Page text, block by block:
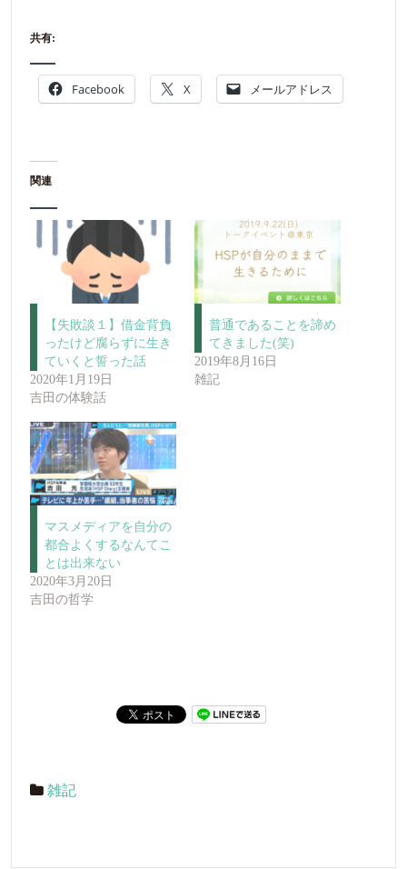
共有:
Facebook X メールアドレス
関連
【失敗談１】借金背負
ったけど腐らずに生き
ていくと誓った話
2020年1月19日
吉田の体験話
普通であることを諦め
てきました(笑)
2019年8月16日
雑記
マスメディアを自分の
都合よくするなんてこ
とは出来ない
2020年3月20日
吉田の哲学
雑記